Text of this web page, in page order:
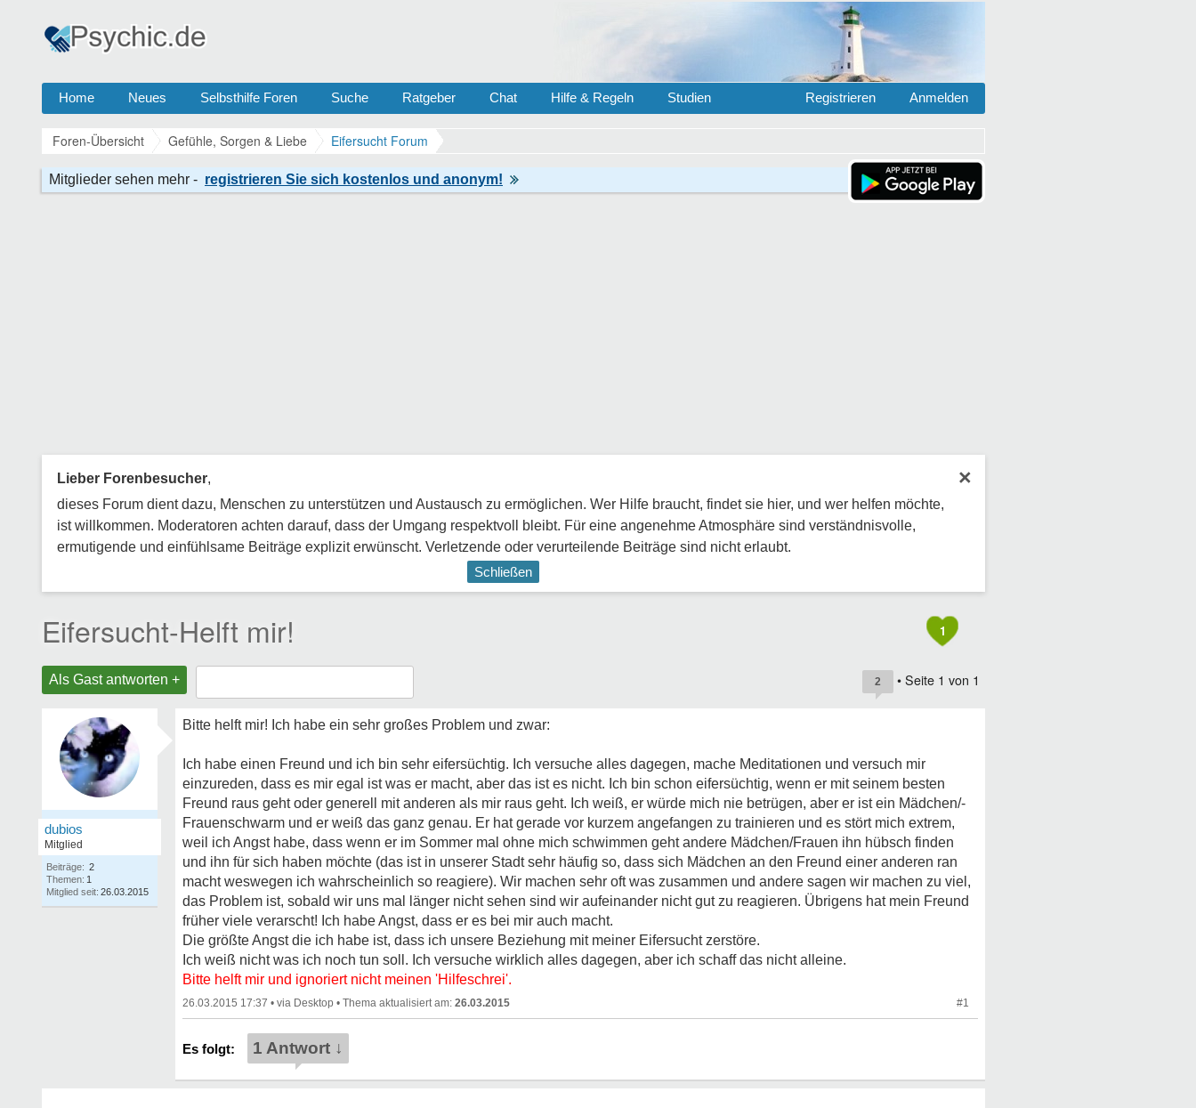
Home Neues Selbsthilfe Foren Suche Ratgeber Chat Hilfe & Regeln Studien Anmelden
Registrieren
Foren-Übersicht Gefühle, Sorgen & Liebe Eifersucht Forum
×
Lieber Forenbesucher,
dieses Forum dient dazu, Menschen zu unterstützen und Austausch zu ermöglichen. Wer Hilfe braucht, findet sie hier, und wer helfen möchte,
ist willkommen. Moderatoren achten darauf, dass der Umgang respektvoll bleibt. Für eine angenehme Atmosphäre sind verständnisvolle,
ermutigende und einfühlsame Beiträge explizit erwünscht. Verletzende oder verurteilende Beiträge sind nicht erlaubt.
Schließen
1
Eifersucht-Helft mir!
Als Gast antworten + 2 • Seite 1 von 1
dubios
Mitglied
Beiträge: 2
Themen: 1
Mitglied seit: 26.03.2015
Bitte helft mir! Ich habe ein sehr großes Problem und zwar:
Ich habe einen Freund und ich bin sehr eifersüchtig. Ich versuche alles dagegen, mache Meditationen und versuch mir
einzureden, dass es mir egal ist was er macht, aber das ist es nicht. Ich bin schon eifersüchtig, wenn er mit seinem besten
Freund raus geht oder generell mit anderen als mir raus geht. Ich weiß, er würde mich nie betrügen, aber er ist ein Mädchen/-
Frauenschwarm und er weiß das ganz genau. Er hat gerade vor kurzem angefangen zu trainieren und es stört mich extrem,
weil ich Angst habe, dass wenn er im Sommer mal ohne mich schwimmen geht andere Mädchen/Frauen ihn hübsch finden
und ihn für sich haben möchte (das ist in unserer Stadt sehr häufig so, dass sich Mädchen an den Freund einer anderen ran
macht weswegen ich wahrscheinlich so reagiere). Wir machen sehr oft was zusammen und andere sagen wir machen zu viel,
das Problem ist, sobald wir uns mal länger nicht sehen sind wir aufeinander nicht gut zu reagieren. Übrigens hat mein Freund
früher viele verarscht! Ich habe Angst, dass er es bei mir auch macht.
Die größte Angst die ich habe ist, dass ich unsere Beziehung mit meiner Eifersucht zerstöre.
Ich weiß nicht was ich noch tun soll. Ich versuche wirklich alles dagegen, aber ich schaff das nicht alleine.
Bitte helft mir und ignoriert nicht meinen 'Hilfeschrei'.
26.03.2015 17:37 • • 26.03.2015 #1
1 Antwort ↓